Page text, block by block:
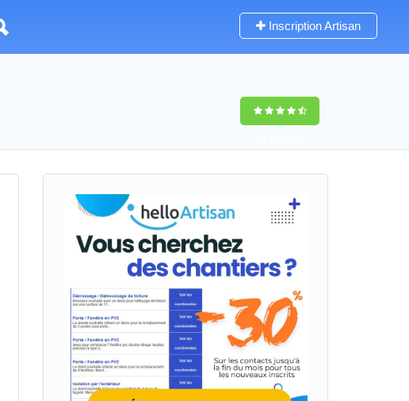
Inscription Artisan